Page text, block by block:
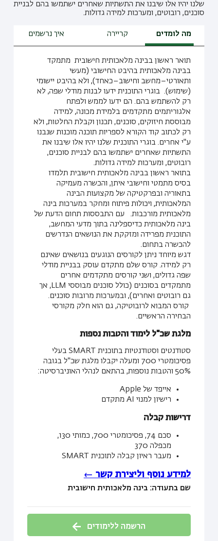
שלנו יהיו אלו שיבנו את התשתיות שאחרים ישתמשו בהם לבניית
סוכנים, רובוטים, ומערכות למידה גדולות.
מה לומדים קריירה איך נרשמים
תואר ראשון בבינה מלאכותית חישובית מתמקד
בבינה מלאכותית בהיבט החישובי (מעשי
ותאורטי–מחשב וחישוב–כאחד), ולא בהיבט יישומי
(שימוש). בוגרי התוכנית ידעו לבנות מודלי שפה, לא
רק להשתמש בהם. הם ידעו לממש ולפתח
אלגוריתמים מתקדמים בלמידת מכונה, למידה
מבוססת חיזוקים, סוכנים, תכנון וקבלת החלטות, ולא
רק לכתוב קוד הקורא לספריות תוכנה מוכנות שנבנו
ע"י אחרים. בוגרי התוכנית שלנו יהיו אלו שיבנו את
התשתיות שאחרים ישתמשו בהם לבניית סוכנים,
רובוטים, ומערכות למידה גדולות.
בתואר ראשון בבינה מלאכותית חישובית תלמדו
בסיס מתמטי וחישובי איתן, והכשרה מעמיקה
בתאוריה ובפרקטיקה של מקצועות הבינה
המלאכותית, ויכולות פיתוח ומחקר במערכות בינה
מלאכותית מורכבות. עם התבססות תחום הדעת של
בינה מלאכותית כדיספלינה בתוך מדעי המחשב,
התוכנית מפרידה ומזקקת את הנושאים הנדרשים
להכשרה בתחום.
דגש מיוחד ניתן לקורסים הנוגעים בנושאים שאינם
רק למידה. קורס שלם מתקדם עוסק בבניית מודלי
שפה גדולים, ושני קורסים מתקדמים אחרים
מתמקדים בסוכנים (כולל סוכנים מבוססי LLM, אך
גם רובוטים ואחרים), ובמערכות מרובות סוכנים.
קורס המבוא לרובוטיקה, גם הוא חלק מקורסי
הבחירה הראשיים.
מלגת שכ"ל לימוד והטבות נספות
סטודנטים וסטודנטיות בתוכנית SMART בעלי
פסיכומטרי 700 ומעלה יקבלו מלגת שכ"ל בגובה
50% והטבות נוספות, בהתאם לנהלי האוניברסיטה:
אייפד של Apple
רישיון למנוי AI מתקדם
דרישות קבלה
סכם 74, פסיכומטרי 700, כמותי 130,
מכפלה 370
מעבר ראיון קבלה לתוכנית SMART
למידע נוסף וליצירת קשר ←
שם בתעודה: בינה מלאכותית חישובית
הרשמה ללימודים